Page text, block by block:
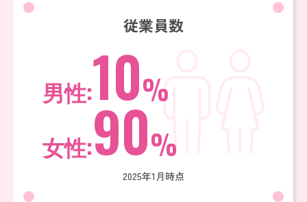
従業員数
男性:10%
女性:90%
2025年1月時点